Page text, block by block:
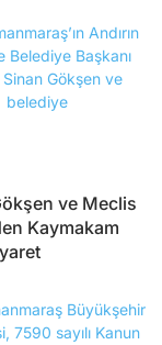
ve Meclis
Kaymakam